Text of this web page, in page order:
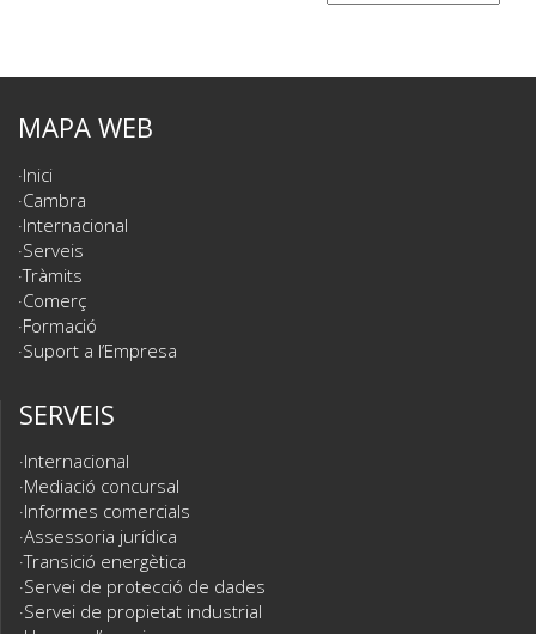
MAPA WEB
Inici
Cambra
Internacional
Serveis
Tràmits
Comerç
Formació
Suport a l’Empresa
SERVEIS
Internacional
Mediació concursal
Informes comercials
Assessoria jurídica
Transició energètica
Servei de protecció de dades
Servei de propietat industrial